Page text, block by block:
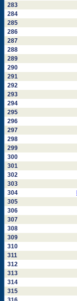
283
284
285
286
287
288
289
290
291
292
293
294
295
296
297
298
299
300
301
302
303
304
305
306
307
308
309
310
311
312
313
314
315